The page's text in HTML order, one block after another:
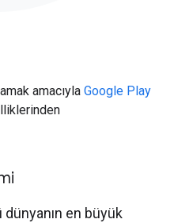
amacıyla Google Play
en büyük